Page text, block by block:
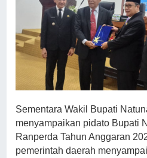
Sementara Wakil Bupati
menyampaikan pidato Bupati
Ranperda Tahun Anggaran
pemerintah daerah